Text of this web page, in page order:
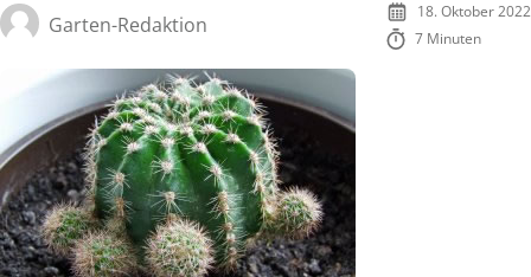
Garten-Redaktion
18. Oktober 2022
7 Minuten